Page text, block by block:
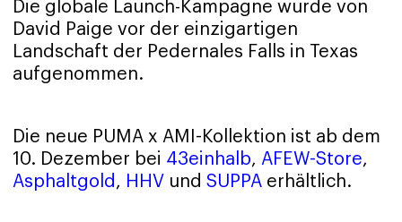
Die globale Launch-Kampagne wurde von
David Paige vor der einzigartigen
Landschaft der Pedernales Falls in Texas
aufgenommen.
Die neue PUMA x AMI-Kollektion ist ab dem
10. Dezember bei 43einhalb, AFEW-Store,
Asphaltgold , HHV und SUPPA erhältlich.